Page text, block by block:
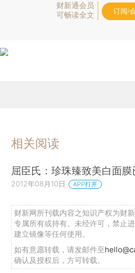
财新通会员
可畅读全文
订阅/
相关阅读
屈臣氏：珍珠臻致美白面
2012年08月10日 APP打开
财新网所刊载内容之知识产权为财
专属所有或持有。未经许可，禁止
建立镜像等任何使用。
如有意愿转载，请发邮件至
确认及授权后，方可转载。